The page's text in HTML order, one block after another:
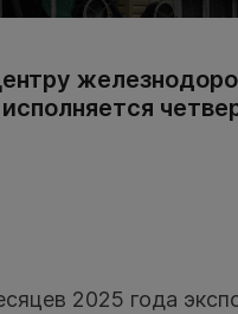
2025 года